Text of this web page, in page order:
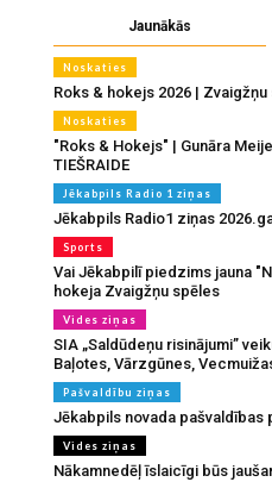
Jaunākās
Noskaties
Roks & hokejs 2026 | Zvaigžņu
Noskaties
"Roks & Hokejs" | Gunāra
TIEŠRAIDE
Jēkabpils Radio 1 ziņas
Jēkabpils Radio1 ziņas
Sports
Vai Jēkabpilī piedzims jauna
hokeja Zvaigžņu spēles
Vides ziņas
SIA „Saldūdeņu risinājumi”
Baļotes, Vārzgūnes,
Pašvaldību ziņas
Jēkabpils novada pašvaldības
Vides ziņas
Nākamnedēļ īslaicīgi būs